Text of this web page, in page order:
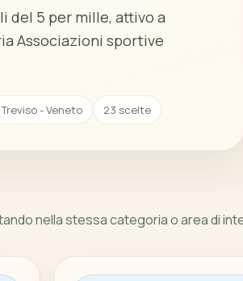
del 5 per mille, attivo a
Associazioni sportive
- Veneto 23 scelte
nella stessa categoria o area di